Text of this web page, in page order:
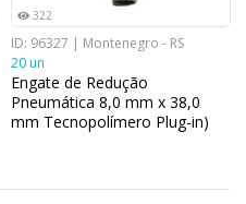
322
ID: 96327 | Montenegro - RS
20 un
Engate de Redução
Pneumática 8,0 mm x 38,0
mm Tecnopolímero Plug-in)